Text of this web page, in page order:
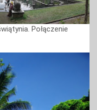
Połączenie